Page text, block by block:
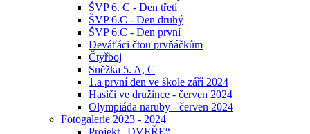
ŠVP 6. C - Den třetí
ŠVP 6.C - Den druhý
ŠVP 6.C - Den první
Deváťáci čtou prvňáčkům
Čtyřboj
Sněžka 5. A, C
1.a první den ve škole září 2024
Hasiči ve družince - červen 2024
Olympiáda naruby - červen 2024
Fotogalerie 2023 - 2024